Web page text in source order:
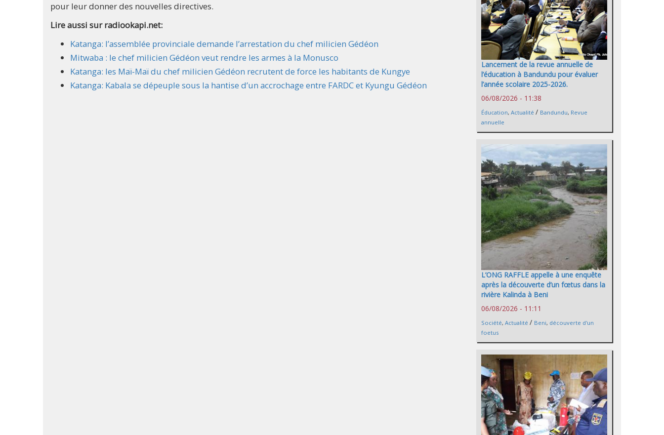
pour leur donner des nouvelles directives.
Lire aussi sur radiookapi.net:
Katanga: l’assemblée provinciale demande l’arrestation du chef milicien Gédéon
Mitwaba : le chef milicien Gédéon veut rendre les armes à la Monusco
Katanga: les Maï-Maï du chef milicien Gédéon recrutent de force les habitants de Kungye
Katanga: Kabala se dépeuple sous la hantise d’un accrochage entre FARDC et Kyungu Gédéon
Lancement de la revue annuelle de
l’éducation à Bandundu pour évaluer
l’année scolaire 2025-2026.
06/08/2026 - 11:38
Éducation, Actualité / Bandundu, Revue
annuelle
L’ONG RAFFLE appelle à une enquête
après la découverte d’un fœtus dans la
rivière Kalinda à Beni
06/08/2026 - 11:11
Société, Actualité / Beni, découverte d'un
foetus